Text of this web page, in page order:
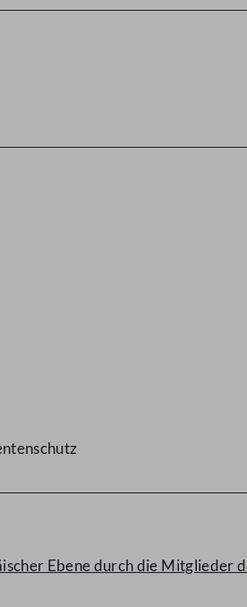
Ebene durch die Mitglieder